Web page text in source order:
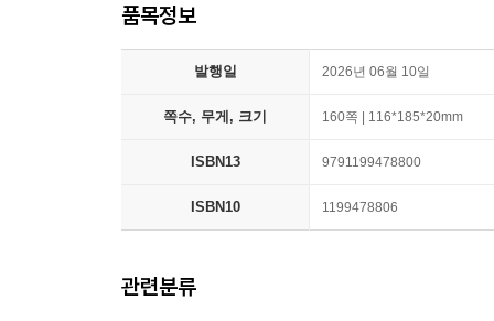
품목정보
발행일 2026년 06월 10일
쪽수, 무게, 크기 160쪽 | 116*185*20mm
ISBN13 9791199478800
ISBN10 1199478806
관련분류